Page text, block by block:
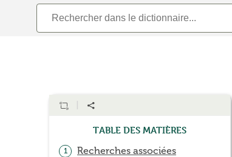
Table des matières
1 Recherches associées